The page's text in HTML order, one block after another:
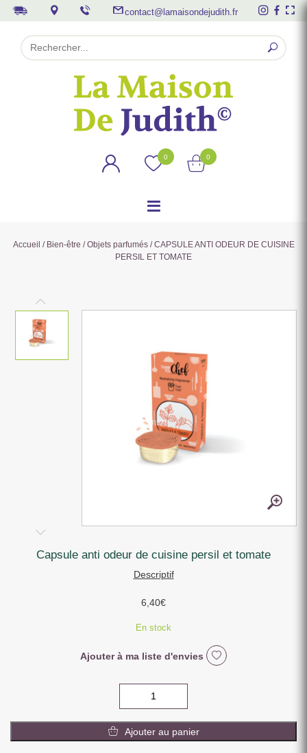
contact@lamaisondejudith.fr
0 0
Accueil / Bien-être /Objets parfumés/ CAPSULE ANTI ODEUR DE CUISINE
PERSIL ET TOMATE
capsule anti odeur de cuisine persil et tomate
Descriptif
6,40€
En stock
Ajouter à ma liste d'envies
ANTI
Ajouter au panier